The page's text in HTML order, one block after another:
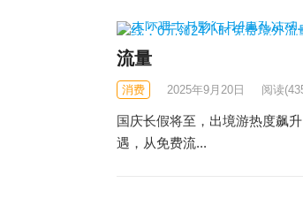
流量
消费 2025年9月20日 阅读
国庆长假将至，出境游热度飙
遇，从免费流...